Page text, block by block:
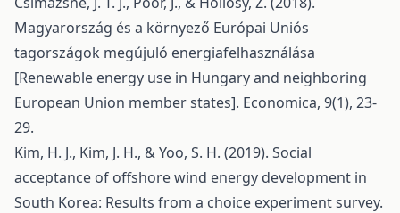
Magyarország és a környező Európai Uniós
tagországok megújuló energiafelhasználása
[Renewable energy use in Hungary and neighboring
European Union member states]. Economica, 9(1), 23-
29.
Kim, H. J., Kim, J. H., & Yoo, S. H. (2019). Social
acceptance of offshore wind energy development in
South Korea: Results from a choice experiment survey.